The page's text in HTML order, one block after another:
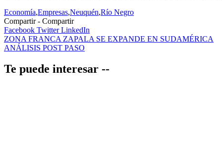
Economía,Empresas,Neuquén,Río Negro
Compartir
Facebook TwitterLinkedIn
Navegación
de
entradas
ZONA FRANCA ZAPALA SE EXPANDE EN SUDAMÉRICA
ANÁLISIS POST PASO
Te puede interesar --